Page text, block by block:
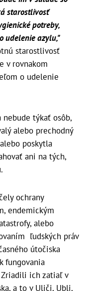
starostlivosť
potreby,
udelenie azylu,"
starostlivosť
v rovnakom
o udelenie
nebude týkať osôb,
alebo prechodný
poskytla
ani na tých,
ochrany
endemickým
alebo
ľudských práv
útočiska
fungovania
Zriadili ich zatiaľ v
a to v Uliči, Ubli,